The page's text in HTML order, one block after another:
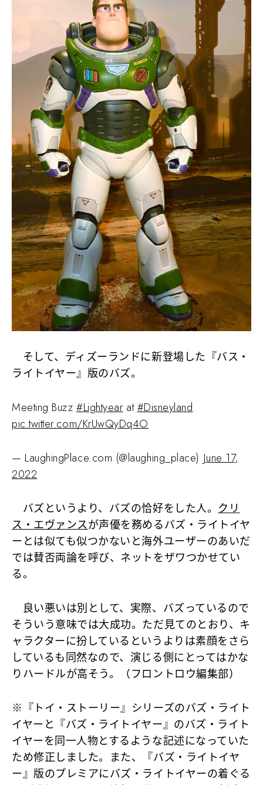
そして、ディズーランドに新登場した『バス・
ライトイヤー』版のバズ。
Meeting Buzz#Lightyearat#Disneyland.
pic.twitter.com/KrUwQyDq4O
— LaughingPlace.com (@laughing_place) June 17,
2022
バズというより、バズの恰好をした人。クリ
ス・エヴァンスが声優を務めるバズ・ライトイヤ
ーとは似ても似つかないと海外ユーザーのあいだ
では賛否両論を呼び、ネットをザワつかせてい
る。
良い悪いは別として、実際、バズっているので
そういう意味では大成功。ただ見てのとおり、キ
ャラクターに扮しているというよりは素顔をさら
しているも同然なので、演じる側にとってはかな
りハードルが高そう。（フロントロウ編集部）
※『トイ・ストーリー』シリーズのバズ・ライト
イヤーと『バズ・ライトイヤー』のバズ・ライト
イヤーを同一人物とするような記述になっていた
ため修正しました。また、『バズ・ライトイヤ
ー』版のプレミアにバズ・ライトイヤーの着ぐる